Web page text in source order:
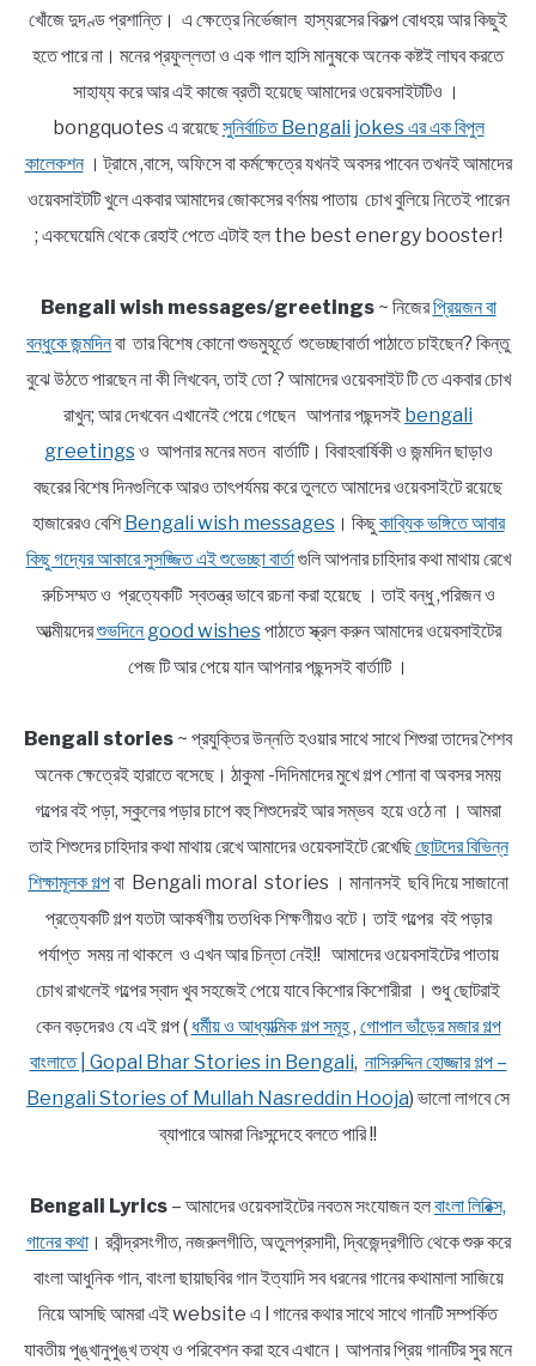
খোঁজে দুদণ্ড প্রশান্তি। এ ক্ষেত্রে নির্ভেজাল হাস্যরসের বিকল্প বোধহয় আর কিছুই
হতে পারে না। মনের প্রফুল্লতা ও এক গাল হাসি মানুষকে অনেক কষ্টই লাঘব করতে
সাহায্য করে আর এই কাজে ব্রতী হয়েছে আমাদের ওয়েবসাইটটিও ।
bongquotes এ রয়েছেসুনির্বাচিত Bengali jokes এর এক বিপুল
কালেকশন। ট্রামে ,বাসে, অফিসে বা কর্মক্ষেত্রে যখনই অবসর পাবেন তখনই আমাদের
ওয়েবসাইটটি খুলে একবার আমাদের জোকসের বর্ণময় পাতায় চোখ বুলিয়ে নিতেই পারেন
; একঘেয়েমি থেকে রেহাই পেতে এটাই হল the best energy booster!
Bengali wish messages/greetings~ নিজেরপ্রিয়জন বা
বন্ধুকে জন্মদিনবা তার বিশেষ কোনো শুভমুহূর্তে শুভেচ্ছাবার্তা পাঠাতে চাইছেন? কিন্তু
বুঝে উঠতে পারছেন না কী লিখবেন, তাই তো ? আমাদের ওয়েবসাইট টি তে একবার চোখ
রাখুন; আর দেখবেন এখানেই পেয়ে গেছেন আপনার পছন্দসই bengali
greetingsও আপনার মনের মতন বার্তাটি। বিবাহবার্ষিকী ও জন্মদিন ছাড়াও
বছরের বিশেষ দিনগুলিকে আরও তাৎপর্যময় করে তুলতে আমাদের ওয়েবসাইটে রয়েছে
হাজারেরও বেশিBengali wish messages। কিছুকাব্যিক ভঙ্গিতে আবার
কিছু গদ্যের আকারে সুসজ্জিত এই শুভেচ্ছা বার্তাগুলি আপনার চাহিদার কথা মাথায় রেখে
রুচিসম্মত ও প্রত্যেকটি স্বতন্ত্র ভাবে রচনা করা হয়েছে । তাই বন্ধু ,পরিজন ও
আত্মীয়দেরশুভদিনে good wishesপাঠাতে স্ক্রল করুন আমাদের ওয়েবসাইটের
পেজ টি আর পেয়ে যান আপনার পছন্দসই বার্তাটি ।
Bengali stories ~ প্রযুক্তির উন্নতি হওয়ার সাথে সাথে শিশুরা তাদের শৈশব
অনেক ক্ষেত্রেই হারাতে বসেছে। ঠাকুমা -দিদিমাদের মুখে গল্প শোনা বা অবসর সময়
গল্পের বই পড়া, স্কুলের পড়ার চাপে বহু শিশুদেরই আর সম্ভব হয়ে ওঠে না । আমরা
তাই শিশুদের চাহিদার কথা মাথায় রেখে আমাদের ওয়েবসাইটে রেখেছিছোটদের বিভিন্ন
শিক্ষামূলক গল্পবা Bengali moral stories । মানানসই ছবি দিয়ে সাজানো
প্রত্যেকটি গল্প যতটা আকর্ষণীয় ততধিক শিক্ষণীয়ও বটে। তাই গল্পের বই পড়ার
পর্যাপ্ত সময় না থাকলে ও এখন আর চিন্তা নেই!! আমাদের ওয়েবসাইটের পাতায়
চোখ রাখলেই গল্পের স্বাদ খুব সহজেই পেয়ে যাবে কিশোর কিশোরীরা । শুধু ছোটরাই
কেন বড়দেরও যে এই গল্প ( ধর্মীয় ও আধ্যাত্মিক গল্প সমূহ, গোপাল ভাঁড়ের মজার গল্প
বাংলাতে | Gopal Bhar Stories in Bengali, নাসিরুদ্দিন হোজ্জার গল্প –
Bengali Stories of Mullah Nasreddin Hooja) ভালো লাগবে সে
ব্যাপারে আমরা নিঃসন্দেহে বলতে পারি !!
Bengali Lyrics – আমাদের ওয়েবসাইটের নবতম সংযোজন হলবাংলা লিরিক্স,
গানের কথা। রবীন্দ্রসংগীত, নজরুলগীতি, অতুলপ্রসাদী, দ্বিজেন্দ্রগীতি থেকে শুরু করে
বাংলা আধুনিক গান, বাংলা ছায়াছবির গান ইত্যাদি সব ধরনের গানের কথামালা সাজিয়ে
নিয়ে আসছি আমরা এই website এ l গানের কথার সাথে সাথে গানটি সম্পর্কিত
যাবতীয় পুঙ্খানুপুঙ্খ তথ্য ও পরিবেশন করা হবে এখানে। আপনার প্রিয় গানটির সুর মনে